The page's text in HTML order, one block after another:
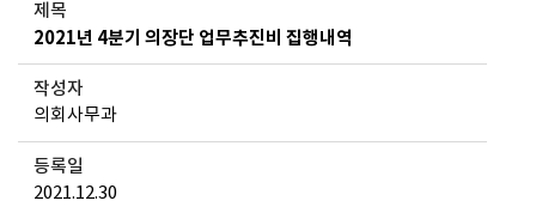
메뉴 열기
제목
2021년 4분기 의장단 업무추진비 집행내역
작성자
의회사무과
등록일
2021.12.30